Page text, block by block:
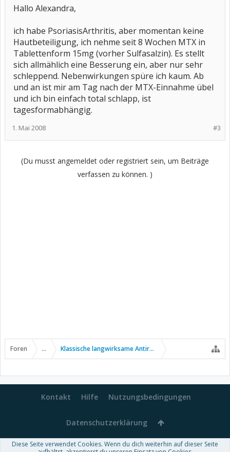
Hallo Alexandra,
ich habe PsoriasisArthritis, aber momentan keine
Hautbeteiligung, ich nehme seit 8 Wochen MTX in
Tablettenform 15mg (vorher Sulfasalzin). Es stellt
sich allmählich eine Besserung ein, aber nur sehr
schleppend. Nebenwirkungen spüre ich kaum. Ab
und an ist mir am Tag nach der MTX-Einnahme übel
und ich bin einfach total schlapp, ist
tagesformabhängig.
#3
1. Mai 2008
(Du musst angemeldet oder registriert sein, um Beiträge
verfassen zu können. )
Foren ... Klassische langwirksame Antirheumatika
Kontakt Hilfe Nutzungsbedingungen
Datenschutzerklärung
Diese Seite verwendet Cookies. Wenn du dich weiterhin auf dieser Seite